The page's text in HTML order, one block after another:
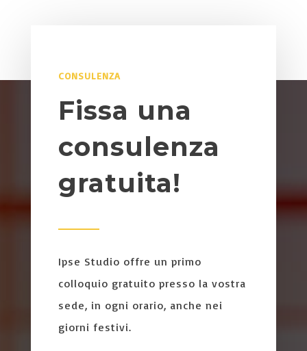
CONSULENZA
Fissa una
consulenza
gratuita!
Ipse Studio offre un primo
colloquio gratuito presso la vostra
sede, in ogni orario, anche nei
giorni festivi.